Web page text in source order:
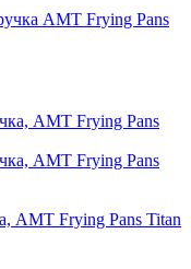
AMT Frying Pans
AMT Frying Pans Titan